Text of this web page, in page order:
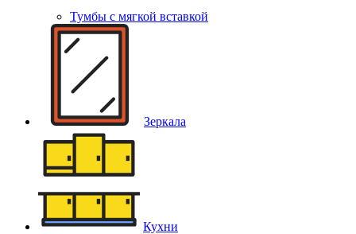
Тумбы с мягкой вставкой
Зеркала
Кухни